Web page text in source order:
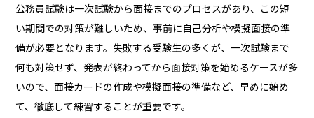
公務員試験は一次試験から面接までのプロセスがあり、この短
い期間での対策が難しいため、事前に自己分析や模擬面接の準
備が必要となります。失敗する受験生の多くが、一次試験まで
何も対策せず、発表が終わってから面接対策を始めるケースが多
いので、面接カードの作成や模擬面接の準備など、早めに始め
て、徹底して練習することが重要です。